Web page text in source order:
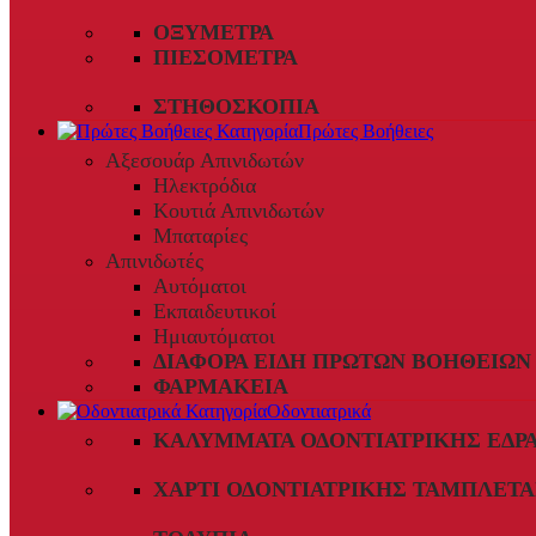
ΟΞΎΜΕΤΡΑ
ΠΙΕΣΌΜΕΤΡΑ
ΣΤΗΘΟΣΚΌΠΙΑ
Πρώτες Βοήθειες
Αξεσουάρ Απινιδωτών
Ηλεκτρόδια
Κουτιά Απινιδωτών
Μπαταρίες
Απινιδωτές
Αυτόματοι
Εκπαιδευτικοί
Ημιαυτόματοι
ΔΙΆΦΟΡΑ ΕΊΔΗ ΠΡΏΤΩΝ ΒΟΗΘΕΙΏΝ
ΦΑΡΜΑΚΕΊΑ
Οδοντιατρικά
ΚΑΛΎΜΜΑΤΑ ΟΔΟΝΤΙΑΤΡΙΚΉΣ
ΧΑΡΤΊ ΟΔΟΝΤΙΑΤΡΙΚΉΣ